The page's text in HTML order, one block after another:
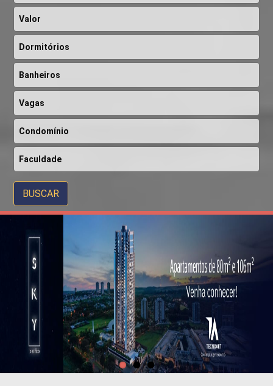
BUSCAR